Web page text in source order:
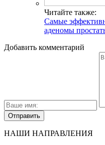
Читайте также:
Самые
аденомы
Добавить комментарий
НАШИ НАПРАВЛЕНИЯ